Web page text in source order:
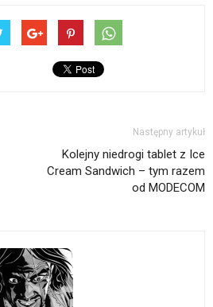
Następny artykuł
Kolejny niedrogi tablet z Ice
Cream Sandwich – tym razem
od MODECOM